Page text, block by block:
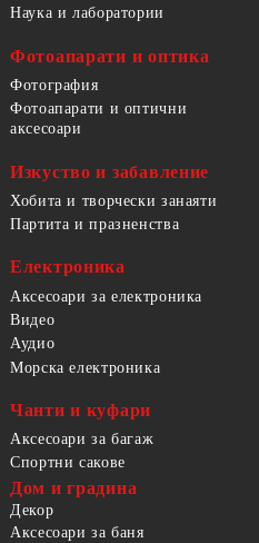
Наука и лаборатории
Фотоапарати и оптика
Фотография
Фотоапарати и оптични
аксесоари
Изкуство и забавление
Хобита и творчески занаяти
Партита и празненства
Електроника
Аксесоари за електроника
Видео
Аудио
Морска електроника
Чанти и куфари
Аксесоари за багаж
Спортни сакове
Дом и градина
Декор
Аксесоари за баня